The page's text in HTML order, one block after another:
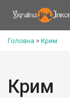
Головна > Крим
Крим